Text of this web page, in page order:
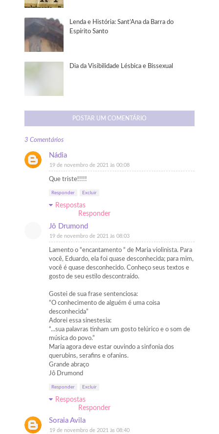
Lenda e História: Sant’Ana da Barra do
Espírito Santo
Dia da Visibilidade Lésbica e Bissexual
POSTAR UM COMENTÁRIO
3 Comentários
Nádia
19 de novembro de 2021 às 00:08
Que triste!!!!!
Responder Excluir
Respostas
Responder
Jô Drumond
19 de novembro de 2021 às 08:03
Lamento o “encantamento “ de Maria violinista. Para
você, Eduardo, ela foi quase desconhecida; para mim,
você é quase desconhecido. Conheço seus textos e
gosto de seu estilo descontraído.
Gostei de sua frase sentenciosa:
“O conhecimento de alguém é uma coisa
desconhecida”
Adorei essa sinestesia:
“...sua palavras tinham um gosto telúrico e o som de
música do povo.”
Maria agora deve estar ouvindo a sinfonia dos
querubins, serafins e ofanins.
Grande abraço
Jô Drumond
Responder Excluir
Respostas
Responder
Soraia Avila
19 de novembro de 2021 às 08:40